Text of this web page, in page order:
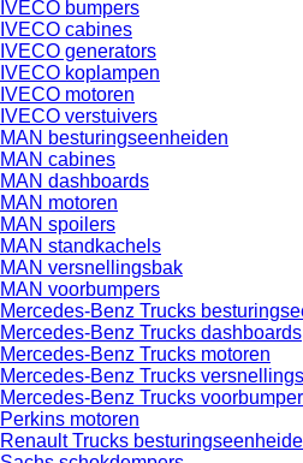
IVECO bumpers
IVECO cabines
IVECO generators
IVECO koplampen
IVECO motoren
IVECO verstuivers
MAN besturingseenheiden
MAN cabines
MAN dashboards
MAN motoren
MAN spoilers
MAN standkachels
MAN versnellingsbak
MAN voorbumpers
Mercedes-Benz Trucks
Mercedes-Benz Trucks dashboards
Mercedes-Benz Trucks motoren
Mercedes-Benz Trucks
Mercedes-Benz Trucks
Perkins motoren
Renault Trucks